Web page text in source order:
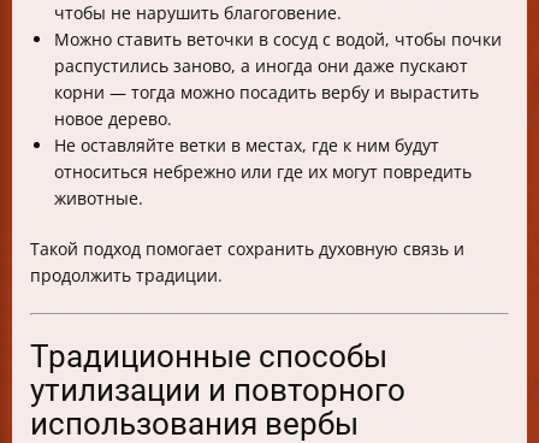
чтобы не нарушить благоговение.
Можно ставить веточки в сосуд с водой, чтобы почки
распустились заново, а иногда они даже пускают
корни — тогда можно посадить вербу и вырастить
новое дерево.
Не оставляйте ветки в местах, где к ним будут
относиться небрежно или где их могут повредить
животные.
Такой подход помогает сохранить духовную связь и
продолжить традиции.
Традиционные способы
утилизации и повторного
использования вербы